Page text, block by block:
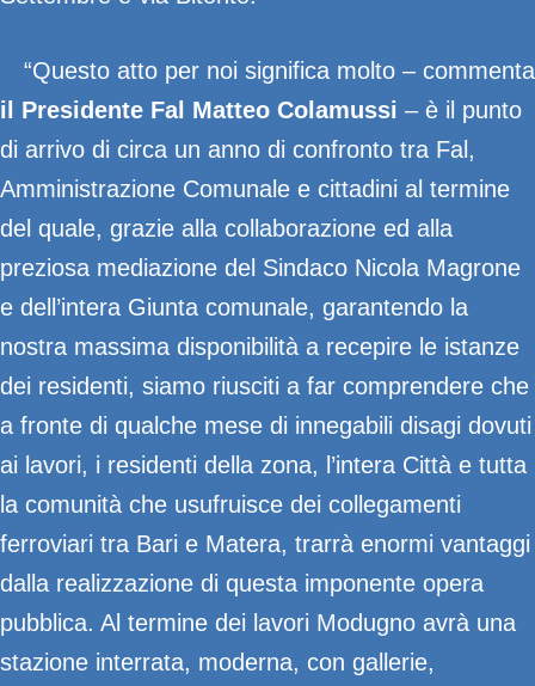
“Questo atto per noi significa molto – commenta
il Presidente Fal Matteo Colamussi – è il punto
di arrivo di circa un anno di confronto tra Fal,
Amministrazione Comunale e cittadini al termine
del quale, grazie alla collaborazione ed alla
preziosa mediazione del Sindaco Nicola Magrone
e dell’intera Giunta comunale, garantendo la
nostra massima disponibilità a recepire le istanze
dei residenti, siamo riusciti a far comprendere che
a fronte di qualche mese di innegabili disagi dovuti
ai lavori, i residenti della zona, l’intera Città e tutta
la comunità che usufruisce dei collegamenti
ferroviari tra Bari e Matera, trarrà enormi vantaggi
dalla realizzazione di questa imponente opera
pubblica. Al termine dei lavori Modugno avrà una
stazione interrata, moderna, con gallerie,